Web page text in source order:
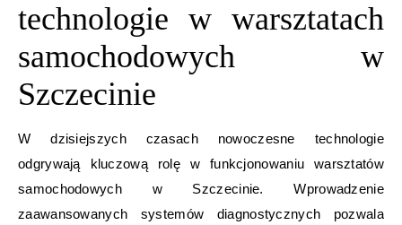
technologie w warsztatach
samochodowych w
Szczecinie
W dzisiejszych czasach nowoczesne technologie
odgrywają kluczową rolę w funkcjonowaniu warsztatów
samochodowych w Szczecinie. Wprowadzenie
zaawansowanych systemów diagnostycznych pozwala